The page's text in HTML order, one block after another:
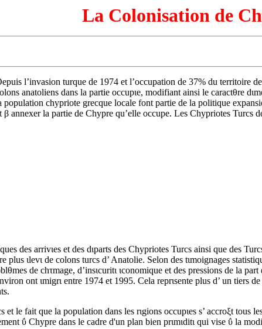
La Colonisation de
l’invasion turque de 1974 et l’occupation de 37% du territoire
anatoliens dans la partie occupιe, modifiant ainsi le caractθre
population chypriote grecque locale font partie de la politique
β annexer la partie de Chypre qu’elle occupe. Les Chypriotes Turcs
des arrivιes et des dιparts des Chypriotes Turcs ainsi que des
ιlevι de colons turcs d’ Anatolie. Selon des tιmoignages
de chτmage, d’insιcuritι ιconomique et des pressions de la
ont ιmigrι entre 1974 et 1995. Cela reprιsente plus d’ un tiers
le fait que la population dans les rιgions occupιes s’ accroξt tous
ΰ Chypre dans le cadre d'un plan bien prιmιditι qui vise ΰ la